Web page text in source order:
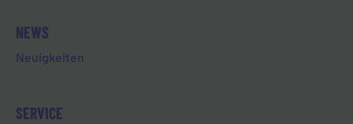
NEWS
Neuigkeiten
SERVICE